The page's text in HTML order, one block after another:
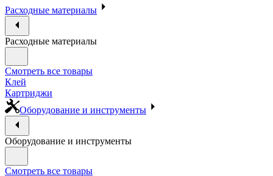
Расходные материалы
Расходные материалы
Смотреть все товары
Клей
Картриджи
Оборудование и инструменты
Оборудование и инструменты
Смотреть все товары